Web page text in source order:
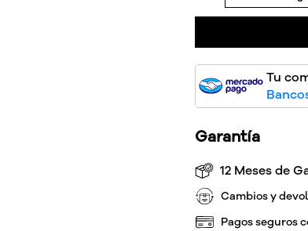
Tu
Garantía
12 Meses de
Cambios y
Pagos seguros